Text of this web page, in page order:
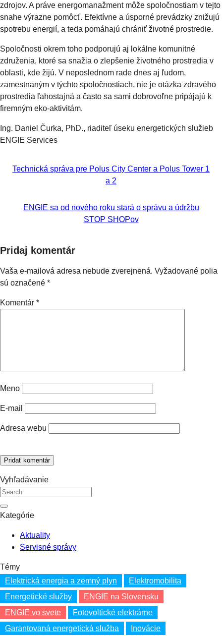
zdrojov. A práve energomanažment môže spoločnostiam v tejto
snahe výrazne pomôcť. Efektívne a úsporné prevádzky znižujú
spotrebu energií, a teda pomáhajú chrániť životné prostredie.
Spoločnosti okrem toho podporujú aj lokálne komunitné
združenia, ktoré sa snažia o zlepšenie životného prostredia v
oblasti, kde žijú. V neposlednom rade dnes aj ľudom,
zamestnaným v týchto spoločnostiach, nie je otázka zdravého
prostredia ľahostajná a často sa sami dobrovoľne pripájajú k
firemným eko-aktivitám.
Ing. Daniel Čurka, PhD., riaditeľ úseku energetických služieb
ENGIE Services
Technická správa pre Polus City Center a Polus Tower 1
a 2
ENGIE sa od nového roku stará o správu a údržbu
STOP SHOPov
Pridaj komentár
Vaša e-mailová adresa nebude zverejnená. Vyžadované polia
sú označené *
Komentár *
Meno
E-mail
Adresa webu
Vyhľadávanie
Kategórie
Aktuality
Servisné správy
Témy
Elektrická energia a zemný plyn
Elektromobilita
Energetické služby
ENGIE na Slovensku
ENGIE vo svete
Fotovoltické elektrárne
Garantovaná energetická služba
Inovácie